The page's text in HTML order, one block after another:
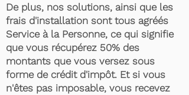
De plus, nos solutions, ainsi que les
frais d'installation sont tous agréés
Service à la Personne, ce qui signifie
que vous récupérez 50% des
montants que vous versez sous
forme de crédit d'impôt. Et si vous
n'êtes pas imposable, vous recevez